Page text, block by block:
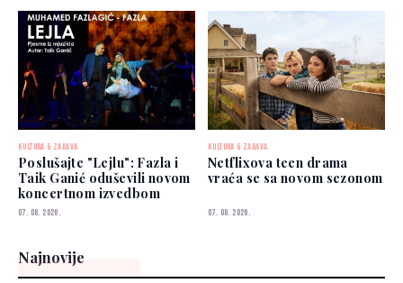
KULTURA & ZABAVA
Poslušajte "Lejlu": Fazla i
Taik Ganić oduševili novom
koncertnom izvedbom
07. 08. 2026.
KULTURA & ZABAVA
Netflixova teen drama
vraća se sa novom sezonom
07. 08. 2026.
Najnovije